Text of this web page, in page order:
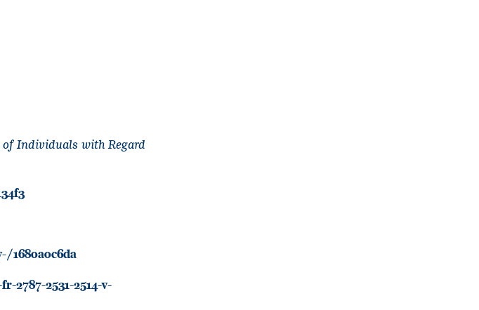
of Individuals with Regard
1680a0c6da
2531-2514-v-